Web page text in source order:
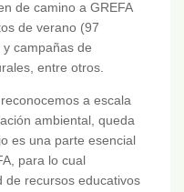
de camino a GREFA
de verano (97
campañas de
entre otros.
a escala
ambiental, queda
es una parte esencial
para lo cual
de recursos educativos